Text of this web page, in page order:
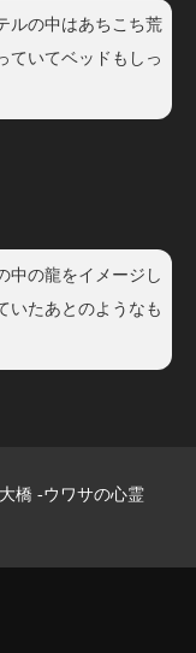
ルの中はあちこち荒
ていてベッドもしっ
の龍をイメージし
いたあとのようなも
ワサの心霊話-